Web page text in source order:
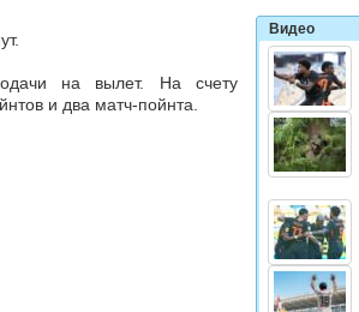
на вылет. На счету
и два матч-пойнта.
Видео